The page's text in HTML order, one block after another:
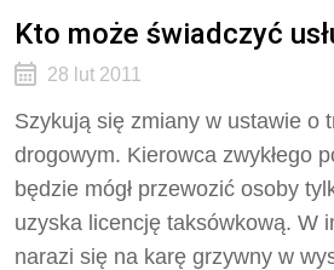
Kto może świadczyć
28 lut 2011
Szykują się zmiany w ustawie o
drogowym. Kierowca zwykłego
będzie mógł przewozić osoby
uzyska licencję taksówkową. W
narazi się na karę grzywny w